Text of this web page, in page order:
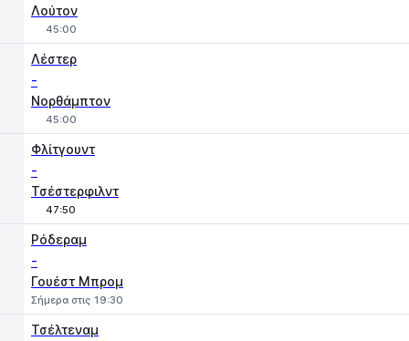
Λούτον
45:00
Λέστερ
-
Νορθάμπτον
45:00
Φλίτγουντ
-
Τσέστερφιλντ
47:50
Ρόδεραμ
-
Γουέστ Μπρομ
Σήμερα στις 19:30
Τσέλτεναμ